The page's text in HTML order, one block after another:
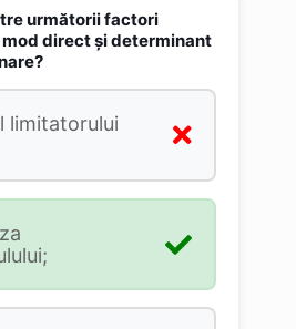
următorii factori
direct și determinant
limitatorului